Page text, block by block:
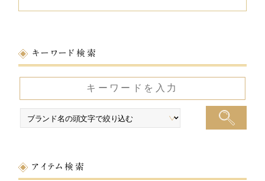
キーワード検索
アイテム検索